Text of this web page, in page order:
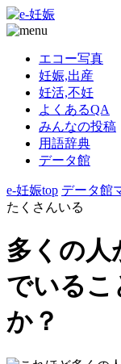
エコー写真
妊娠,出産
妊活,不妊
よくあるQA
みんなの投稿
用語辞典
データ館
e-妊娠top データ館
たくさんいる
多くの人
でいるこ
か？